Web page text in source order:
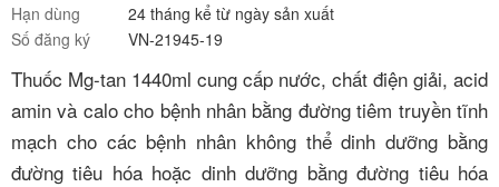
Hạn dùng
24 tháng kể từ ngày sản xuất
Số đăng ký
VN-21945-19
Thuốc Mg-tan 1440ml cung cấp nước, chất điện giải, acid
amin và calo cho bệnh nhân bằng đường tiêm truyền tĩnh
mạch cho các bệnh nhân không thể dinh dưỡng bằng
đường tiêu hóa hoặc dinh dưỡng bằng đường tiêu hóa